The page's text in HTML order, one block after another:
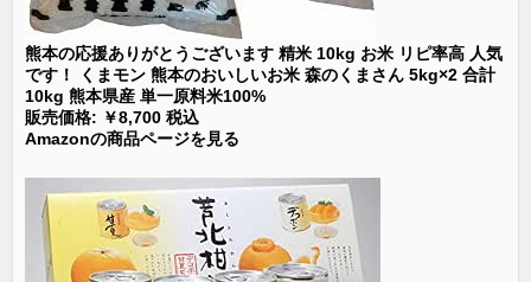
熊本の応援ありがとうございます 精米 10kg お米 リピ率高 人気
です！ くまモン 熊本のおいしいお米 森のくまさん 5kg×2 合計
10kg 熊本県産 単一原料米100%
販売価格: ￥8,700 税込
Amazonの商品ページを見る